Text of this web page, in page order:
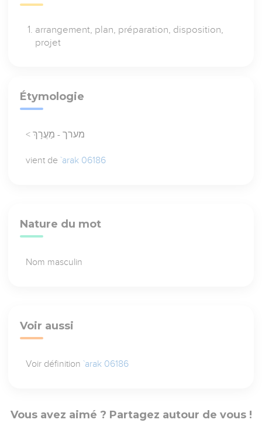
arrangement, plan, préparation, disposition,
projet
Étymologie
< מערך - מַעֲרָךְ
vient de`arak 06186
Nature du mot
Nom masculin
Voir aussi
Voir définition`arak 06186
Vous avez aimé ? Partagez autour de vous !